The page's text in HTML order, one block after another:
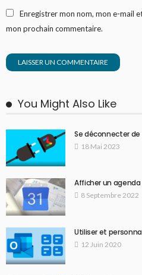
Enregistrer mon nom, mon e-mail
mon prochain commentaire.
You Might Also Like
Se déconnecter
18 Mai 2023
Afficher un
8 Septembre 2022
Utiliser et
12 Juin 2020